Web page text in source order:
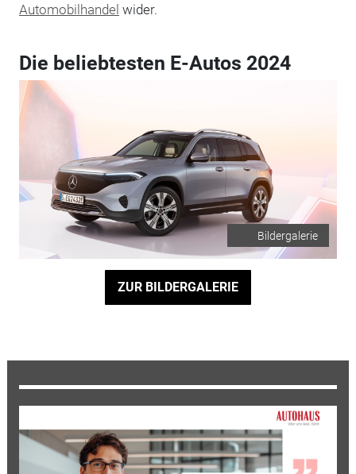
Automobilhandel wider.
Die beliebtesten E-Autos 2024
Bildergalerie
ZUR BILDERGALERIE